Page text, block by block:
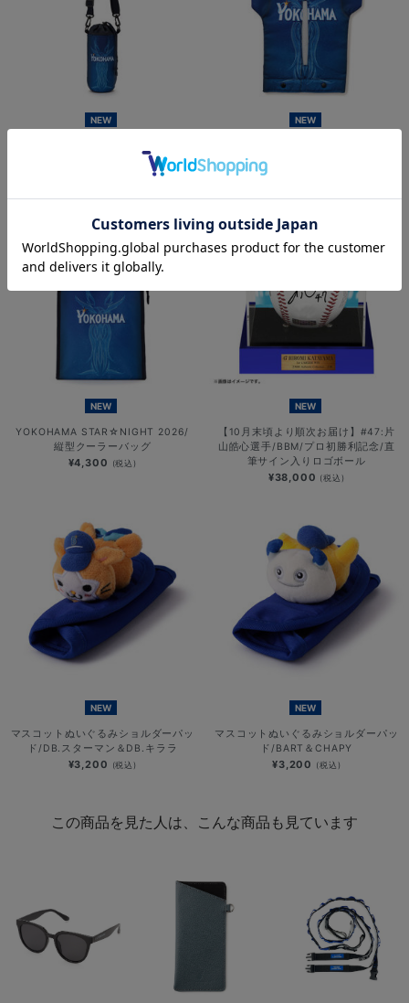
NEW
ペットボトルホルダー
NEW
2026/BOXティッシュケース
NEW
YOKOHAMA STAR☆NIGHT 2026/
縦型クーラーバッグ
¥4,300 (税込)
NEW
【10月末頃より順次お届け】#47:片
山皓心選手/BBM/プロ初勝利記念/直
筆サイン入りロゴボール
¥38,000 (税込)
NEW
マスコットぬいぐるみショルダーパッ
ド/DB.スターマン＆DB.キララ
¥3,200 (税込)
NEW
マスコットぬいぐるみショルダーパッ
ド/BART＆CHAPY
¥3,200 (税込)
この商品を見た人は、こんな商品も見ています